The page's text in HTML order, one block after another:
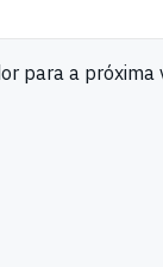
para a próxima